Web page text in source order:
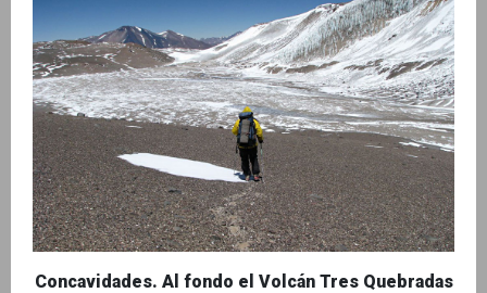
Concavidades. Al fondo el Volcán Tres Quebradas